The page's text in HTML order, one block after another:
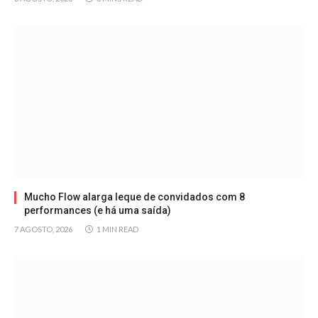
Mucho Flow alarga leque de convidados com 8
performances (e há uma saída)
7 AGOSTO, 2026 1 MIN READ